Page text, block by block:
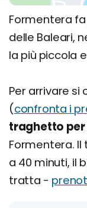
Formentera
delle Baleari,
la più piccola
Per arrivare si
(confronta i
traghetto per
Formentera.
a 40 minuti, il
tratta -